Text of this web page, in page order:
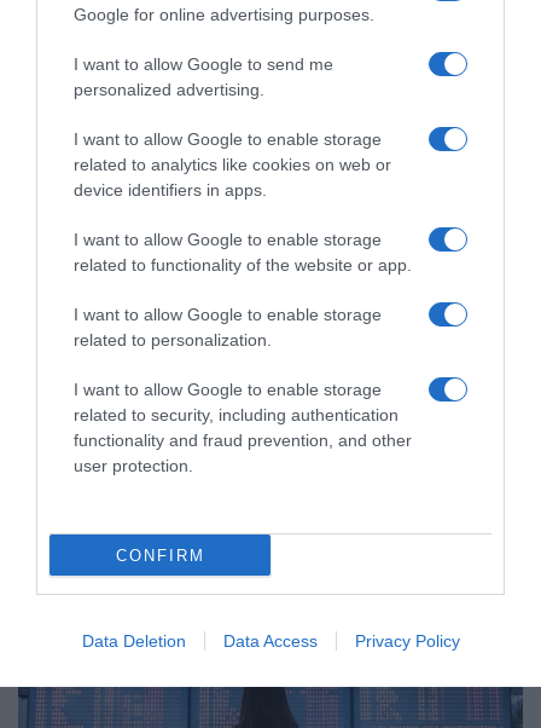
Google for online advertising purposes.
I want to allow Google to send me
personalized advertising.
I want to allow Google to enable storage
related to analytics like cookies on web or
device identifiers in apps.
I want to allow Google to enable storage
related to functionality of the website or app.
I want to allow Google to enable storage
related to personalization.
I want to allow Google to enable storage
related to security, including authentication
functionality and fraud prevention, and other
user protection.
CONFIRM
Data Deletion Data Access Privacy Policy
ΕΛΛΑΔΑ
Τι αλλάζει στις μετακινήσεις από τις 13
Σεπτεμβρίου – “Γρίφος” οι βόλτες για τους
ανεμβολίαστους
10.09.2021 - 21:07